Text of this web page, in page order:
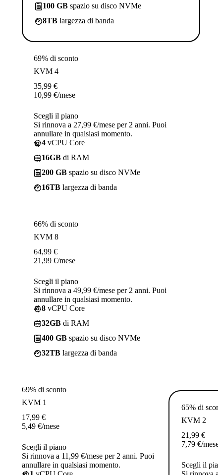
100 GB spazio su disco NVMe
8TB largezza di banda
69% di sconto
KVM 4
35,99 €
10,99 €/mese
Scegli il piano
Si rinnova a 27,99 €/mese per 2 anni. Puoi
annullare in qualsiasi momento.
4 vCPU Core
16GB di RAM
200 GB spazio su disco NVMe
16TB largezza di banda
66% di sconto
KVM 8
64,99 €
21,99 €/mese
Scegli il piano
Si rinnova a 49,99 €/mese per 2 anni. Puoi
annullare in qualsiasi momento.
8 vCPU Core
32GB di RAM
400 GB spazio su disco NVMe
32TB largezza di banda
69% di sconto
KVM 1
17,99 €
5,49 €/mese
Scegli il piano
Si rinnova a 11,99 €/mese per 2 anni. Puoi
annullare in qualsiasi momento.
65% di
KVM 2
21,99 €
7,79 €/mese
Scegli il